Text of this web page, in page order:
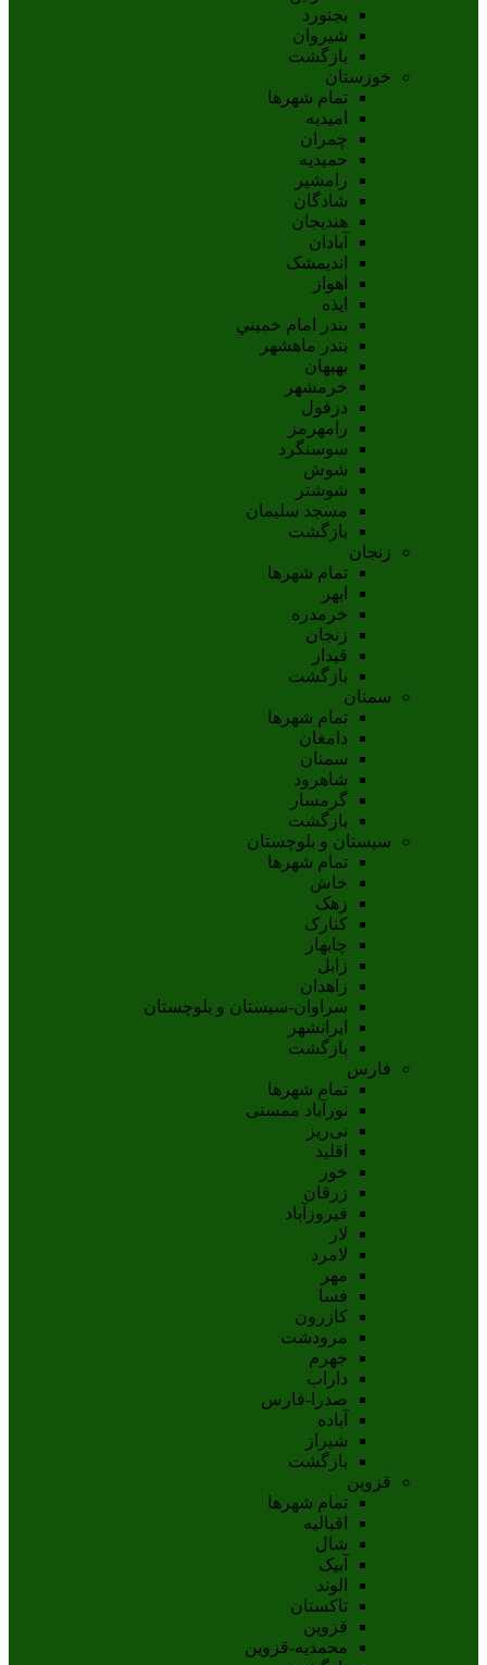
بجنورد
شيروان
بازگشت
خوزستان
تمام شهر‌ها
امیدیه
چمران
حمیدیه
رامشیر
شادگان
هندیجان
آبادان
انديمشک
اهواز
ايذه
بندر امام خميني
بندر ماهشهر
بهبهان
خرمشهر
دزفول
رامهرمز
سوسنگرد
شوش
شوشتر
مسجد سليمان
بازگشت
زنجان
تمام شهر‌ها
ابهر
خرمدره
زنجان
قيدار
بازگشت
سمنان
تمام شهر‌ها
دامغان
سمنان
شاهرود
گرمسار
بازگشت
سیستان و بلوچستان
تمام شهر‌ها
خاش
زهک
کنارک
چابهار
زابل
زاهدان
سراوان-سيستان و بلوچستان
ايرانشهر
بازگشت
فارس
تمام شهر‌ها
نورآباد ممسنی
نی‌ریز
اقلید
خور
زرقان
فیروزآباد
لار
لامرد
مهر
فسا
کازرون
مرودشت
جهرم
داراب
صدرا-فارس
آباده
شيراز
بازگشت
قزوین
تمام شهر‌ها
اقبالیه
شال
آبيک
الوند
تاکستان
قزوين
محمديه-قزوين